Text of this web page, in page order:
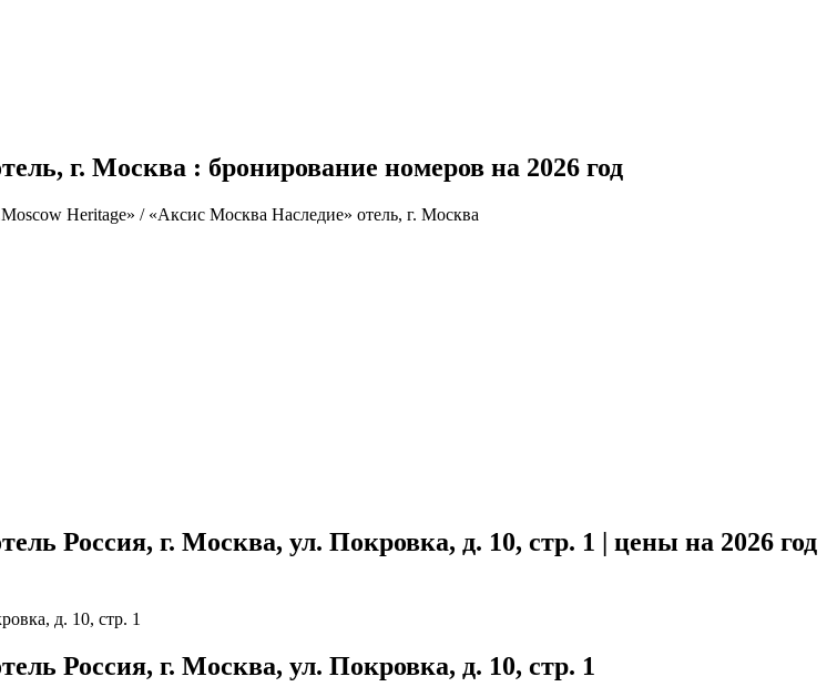
г. Москва : бронирование номеров на 2026 год
Heritage» / «Аксис Москва Наследие» отель, г. Москва
Россия, г. Москва, ул. Покровка, д. 10, стр. 1 | цены на 2026 год
д. 10, стр. 1
Россия, г. Москва, ул. Покровка, д. 10, стр. 1